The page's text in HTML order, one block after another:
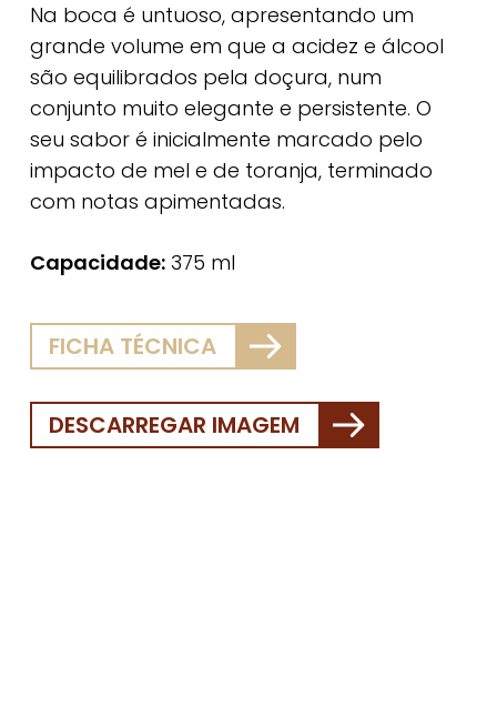
Na boca é untuoso, apresentando um
grande volume em que a acidez e álcool
são equilibrados pela doçura, num
conjunto muito elegante e persistente. O
seu sabor é inicialmente marcado pelo
impacto de mel e de toranja, terminado
com notas apimentadas.
Capacidade:375 ml
FICHA TÉCNICA
DESCARREGAR IMAGEM